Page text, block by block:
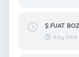
Ş.FUAT
8 ay önce